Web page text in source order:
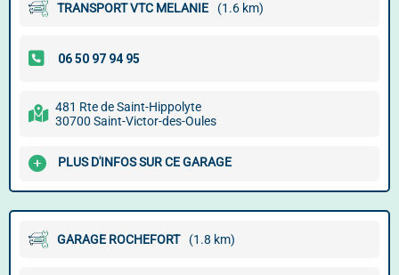
TRANSPORT VTC MELANIE (1.6 km)
481 Rte de Saint-Hippolyte
30700 Saint-Victor-des-Oules
PLUS D'INFOS SUR CE GARAGE
GARAGE ROCHEFORT (1.8 km)